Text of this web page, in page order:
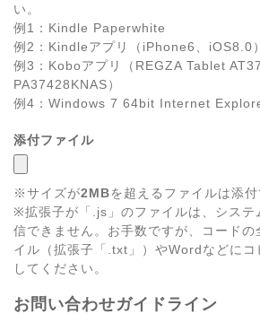
い。
例1：Kindle Paperwhite
例2：Kindleアプリ（iPhone6、iOS8.0）
例3：Koboアプリ（REGZA Tablet
PA37428KNAS）
例4：Windows 7 64bit Internet
添付ファイル
※サイズが2MBを超えるファイルは添付
※拡張子が「.js」のファイルは、システ
信できません。お手数ですが、コードの
イル（拡張子「.txt」）やWordなどにコ
してください。
お問い合わせガイドライン